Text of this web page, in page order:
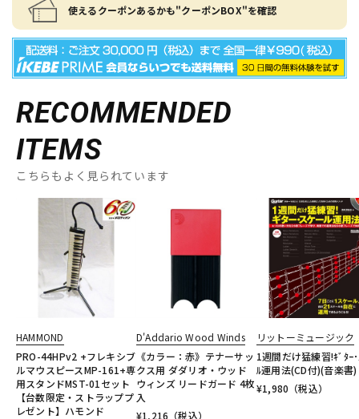
使えるクーポンあるかも"クーポンBOX"を確認
RECOMMENDED
ITEMS
こちらもよく見られています
HAMMOND
PRO-44HPv2 +フレキシブ
ルマウスピースMP-161+専
用スタンドMST-01セット
【台数限定・ストラッププ
レゼント】ハモンド
D'Addario Wood Winds
《カラー：赤》テナーサッ
クス用 ダダリオ・ウッド
ウィンズ リードガード 4枚
入
¥1,216 （税込）
リットーミュージック
1週間だけ猛練習!ｷﾞﾀｰ
ﾙ運用法(CD付)(音楽書)
¥1,980 （税込）